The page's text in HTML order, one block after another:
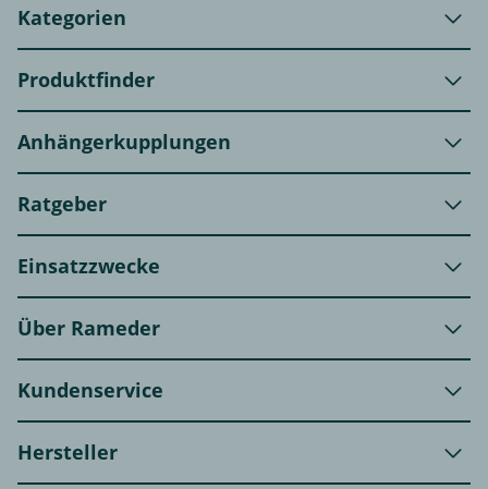
Kategorien
Produktfinder
Anhängerkupplungen
Ratgeber
Einsatzzwecke
Über Rameder
Kundenservice
Hersteller